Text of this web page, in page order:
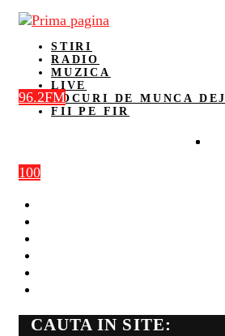
STIRI
RADIO
MUZICA
LIVE
LOCURI DE MUNCA DEJ
FII PE FIR
100
96.2FM
CAUTA IN SITE: